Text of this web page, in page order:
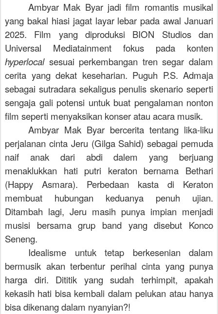
Ambyar Mak Byar jadi film romantis musikal
yang bakal hiasi jagat layar lebar pada awal Januari
2025. Film yang diproduksi BION Studios dan
Universal Mediatainment fokus pada konten
hyperlocalsesuai perkembangan tren segar dalam
cerita yang dekat keseharian. Puguh P.S. Admaja
sebagai sutradara sekaligus penulis skenario seperti
sengaja gali potensi untuk buat pengalaman nonton
film seperti menyaksikan konser atau acara musik.
Ambyar Mak Byar bercerita tentang lika-liku
perjalanan cinta Jeru (Gilga Sahid) sebagai pemuda
naif anak dari abdi dalem yang berjuang
menaklukkan hati putri keraton bernama Bethari
(Happy Asmara). Perbedaan kasta di Keraton
membuat hubungan keduanya penuh ujian.
Ditambah lagi, Jeru masih punya impian menjadi
musisi bersama grup band yang disebut Konco
Seneng.
Idealisme untuk tetap berkesenian dalam
bermusik akan terbentur perihal cinta yang punya
harga diri. Dititik yang sudah terhimpit, apakah
kekasih hati bisa kembali dalam pelukan atau hanya
bisa dikenang dalam nyanyian?!